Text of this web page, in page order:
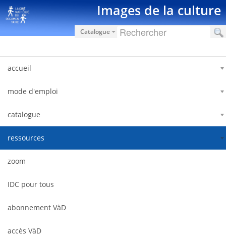
Saut au contenu Images de la culture
Catalogue
accueil
mode d'emploi
catalogue
ressources
zoom
IDC pour tous
abonnement VàD
accès VàD